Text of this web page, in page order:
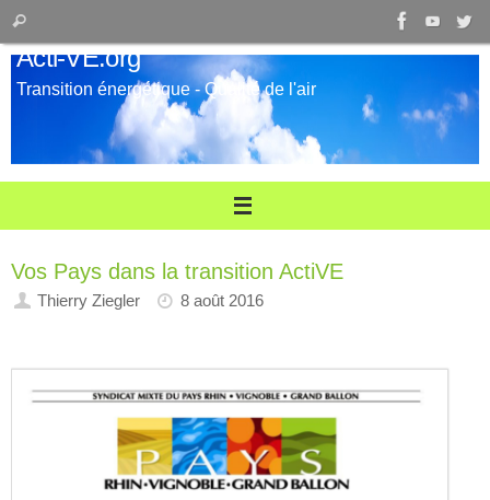
Passer
au
contenu
pour
:
Rechercher
Acti-VE.org
Transition énergétique - Qualité de l'air
Vos Pays dans la transition ActiVE
Thierry Ziegler 8 août 2016